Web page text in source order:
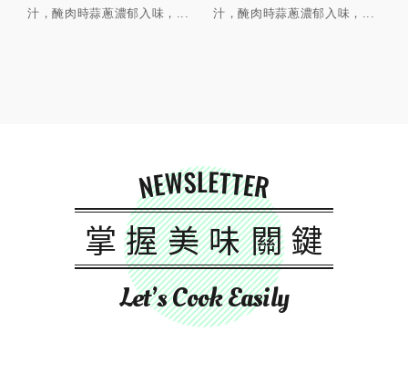
汁，醃肉時蒜蔥濃郁入味，...
汁，醃肉時蒜蔥濃郁入味，...
NEWSLETTER
掌握美味關鍵
Let’s Cook Easily